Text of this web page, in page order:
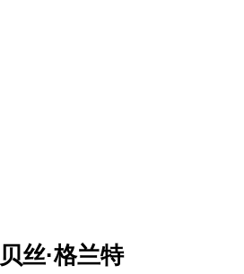
贝丝·格兰特